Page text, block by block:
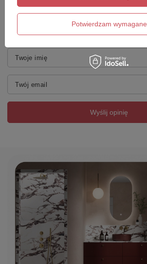
Dodaj własne zdjęcie produktu:
Twoje imię
Twój email
Wyślij opinię
Potwierdzam wymagane